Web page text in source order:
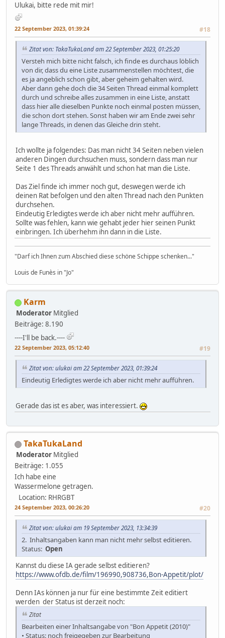
Ulukai, bitte rede mit mir!
22 September 2023, 01:39:24 #18
Zitat von: TakaTukaLand am 22 September 2023, 01:25:20
Versteh mich bitte nicht falsch, ich finde es durchaus löblich
von dir, dass du eine Liste zusammenstellen möchtest, die
es ja angeblich schon gibt, aber geheim gehalten wird.
Aber dann gehe doch die 34 Seiten Thread einmal komplett
durch und schreibe alles zusammen in eine Liste, anstatt
dass hier alle dieselben Punkte noch einmal posten müssen,
die schon dort stehen. Sonst haben wir am Ende zwei sehr
lange Threads, in denen das Gleiche drin steht.
Ich wollte ja folgendes: Das man nicht 34 Seiten neben vielen
anderen Dingen durchsuchen muss, sondern dass man nur
Seite 1 des Threads anwählt und schon hat man die Liste.
Das Ziel finde ich immer noch gut, deswegen werde ich
deinen Rat befolgen und den alten Thread nach den Punkten
durchsehen.
Eindeutig Erledigtes werde ich aber nicht mehr aufführen.
Sollte was fehlen, kann wie gehabt jeder hier seinen Punkt
einbringen. Ich überhehm ihn dann in die Liste.
"Darf ich Ihnen zum Abschied diese schöne Schippe schenken..."
Louis de Funès in "Jo"
Karm
Moderator Mitglied
Beiträge: 8.190
----I'll be back.----
22 September 2023, 05:12:40 #19
Zitat von: ulukai am 22 September 2023, 01:39:24
Eindeutig Erledigtes werde ich aber nicht mehr aufführen.
Gerade das ist es aber, was interessiert.
TakaTukaLand
Moderator Mitglied
Beiträge: 1.055
Ich habe eine
Wassermelone getragen.
Location: RHRGBT
24 September 2023, 00:26:20 #20
Zitat von: ulukai am 19 September 2023, 13:34:39
2. Inhaltsangaben kann man nicht mehr selbst editieren.
Status: Open
Kannst du diese IA gerade selbst editieren?
https://www.ofdb.de/film/196990,908736,Bon-Appetit/plot/
Denn IAs können ja nur für eine bestimmte Zeit editiert
werden der Status ist derzeit noch:
Zitat
Bearbeiten einer Inhaltsangabe von "Bon Appetit (2010)"
• Status: noch freigegeben zur Bearbeitung